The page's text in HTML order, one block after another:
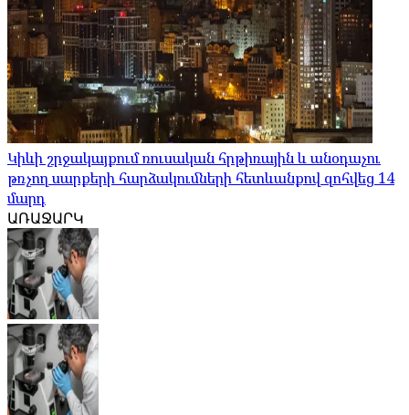
Կիևի շրջակայքում ռուսական հրթիռային և անօդաչու
թռչող սարքերի հարձակումների հետևանքով զոհվեց 14
մարդ
ԱՌԱՋԱՐԿ